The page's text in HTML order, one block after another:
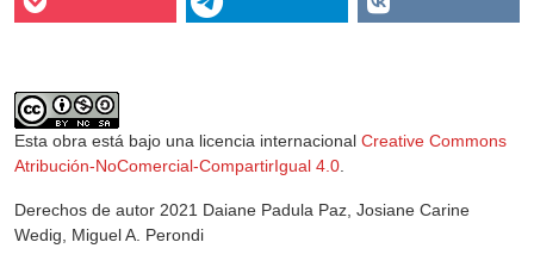
Esta obra está bajo una licencia internacional Creative Commons
Atribución-NoComercial-CompartirIgual 4.0
Derechos de autor 2021 Daiane Padula Paz, Josiane Carine
Wedig, Miguel A. Perondi